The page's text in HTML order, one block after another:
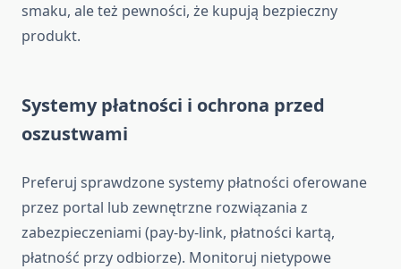
smaku, ale też pewności, że kupują bezpieczny
produkt.
Systemy płatności i ochrona przed
oszustwami
Preferuj sprawdzone systemy płatności oferowane
przez portal lub zewnętrzne rozwiązania z
zabezpieczeniami (pay-by-link, płatności kartą,
płatność przy odbiorze). Monitoruj nietypowe